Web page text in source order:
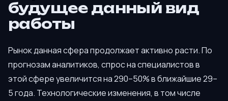
будущее данный вид
работы
Рынок данная сфера продолжает активно расти. По
прогнозам аналитиков, спрос на специалистов в
этой сфере увеличится на 290–50% в ближайшие 29–
5 года. Технологические изменения, в том числе